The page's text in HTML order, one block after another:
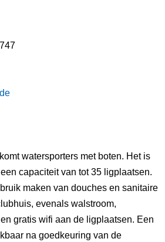
watersporters met boten. Het is
capaciteit van tot 35 ligplaatsen.
maken van douches en sanitaire
evenals walstroom,
gratis wifi aan de ligplaatsen. Een
na goedkeuring van de